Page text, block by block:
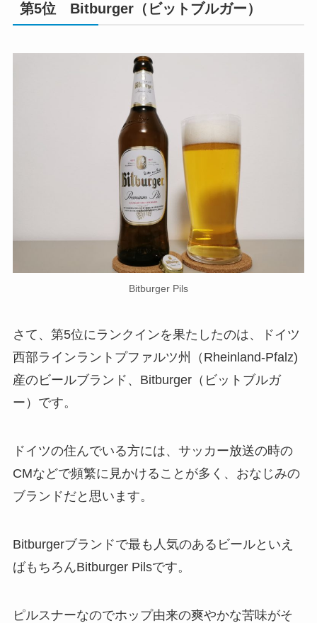
第5位 Bitburger（ビットブルガー）
Bitburger Pils
さて、第5位にランクインを果たしたのは、ドイツ
西部ラインラントプファルツ州（Rheinland-Pfalz)
産のビールブランド、Bitburger（ビットブルガ
ー）です。
ドイツの住んでいる方には、サッカー放送の時の
CMなどで頻繁に見かけることが多く、おなじみの
ブランドだと思います。
Bitburgerブランドで最も人気のあるビールといえ
ばもちろんBitburger Pilsです。
ピルスナーなのでホップ由来の爽やかな苦味がそ